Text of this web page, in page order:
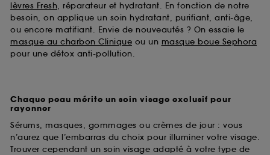
lèvres Fresh, réparateur et hydratant. En fonction de notre
besoin, on applique un soin hydratant, purifiant, anti-âge,
ou encore matifiant. Envie de nouveautés ? On essaie le
masque au charbon Clinique ou un masque boue Sephora
pour une détox anti-pollution.
Chaque peau mérite un soin visage exclusif pour
rayonner
Sérums, masques, gommages ou crèmes de jour : vous
n’aurez que l’embarras du choix pour illuminer votre visage.
Trouver cependant un soin visage adapté à votre type de